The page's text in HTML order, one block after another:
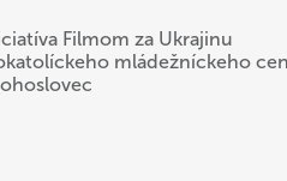
Filmom za Ukrajinu
mládežníckeho